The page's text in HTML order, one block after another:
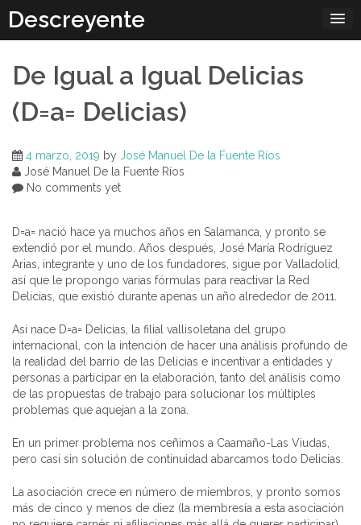
content
Descreyente
De Igual a Igual Delicias
(D=a= Delicias)
4 marzo, 2019 by José Manuel De la Fuente Ríos
José Manuel De la Fuente Ríos
No comments yet
D=a= nació hace ya muchos años en Salamanca, y pronto se
extendió por el mundo. Años después, José María Rodríguez
Arias, integrante y uno de los fundadores, sigue por Valladolid,
así que le propongo varias fórmulas para reactivar la Red
Delicias, que existió durante apenas un año alrededor de 2011.
Así nace D=a= Delicias, la filial vallisoletana del grupo
internacional, con la intención de hacer una análisis profundo de
la realidad del barrio de las Delicias e incentivar a entidades y
personas a participar en la elaboración, tanto del análisis como
de las propuestas de trabajo para solucionar los múltiples
problemas que aquejan a la zona.
En un primer problema nos ceñimos a Caamaño-Las Viudas,
pero casi sin solución de continuidad abarcamos todo Delicias.
La asociación crece en número de miembros, y pronto somos
más de cinco y menos de diez (la membresía a esta asociación